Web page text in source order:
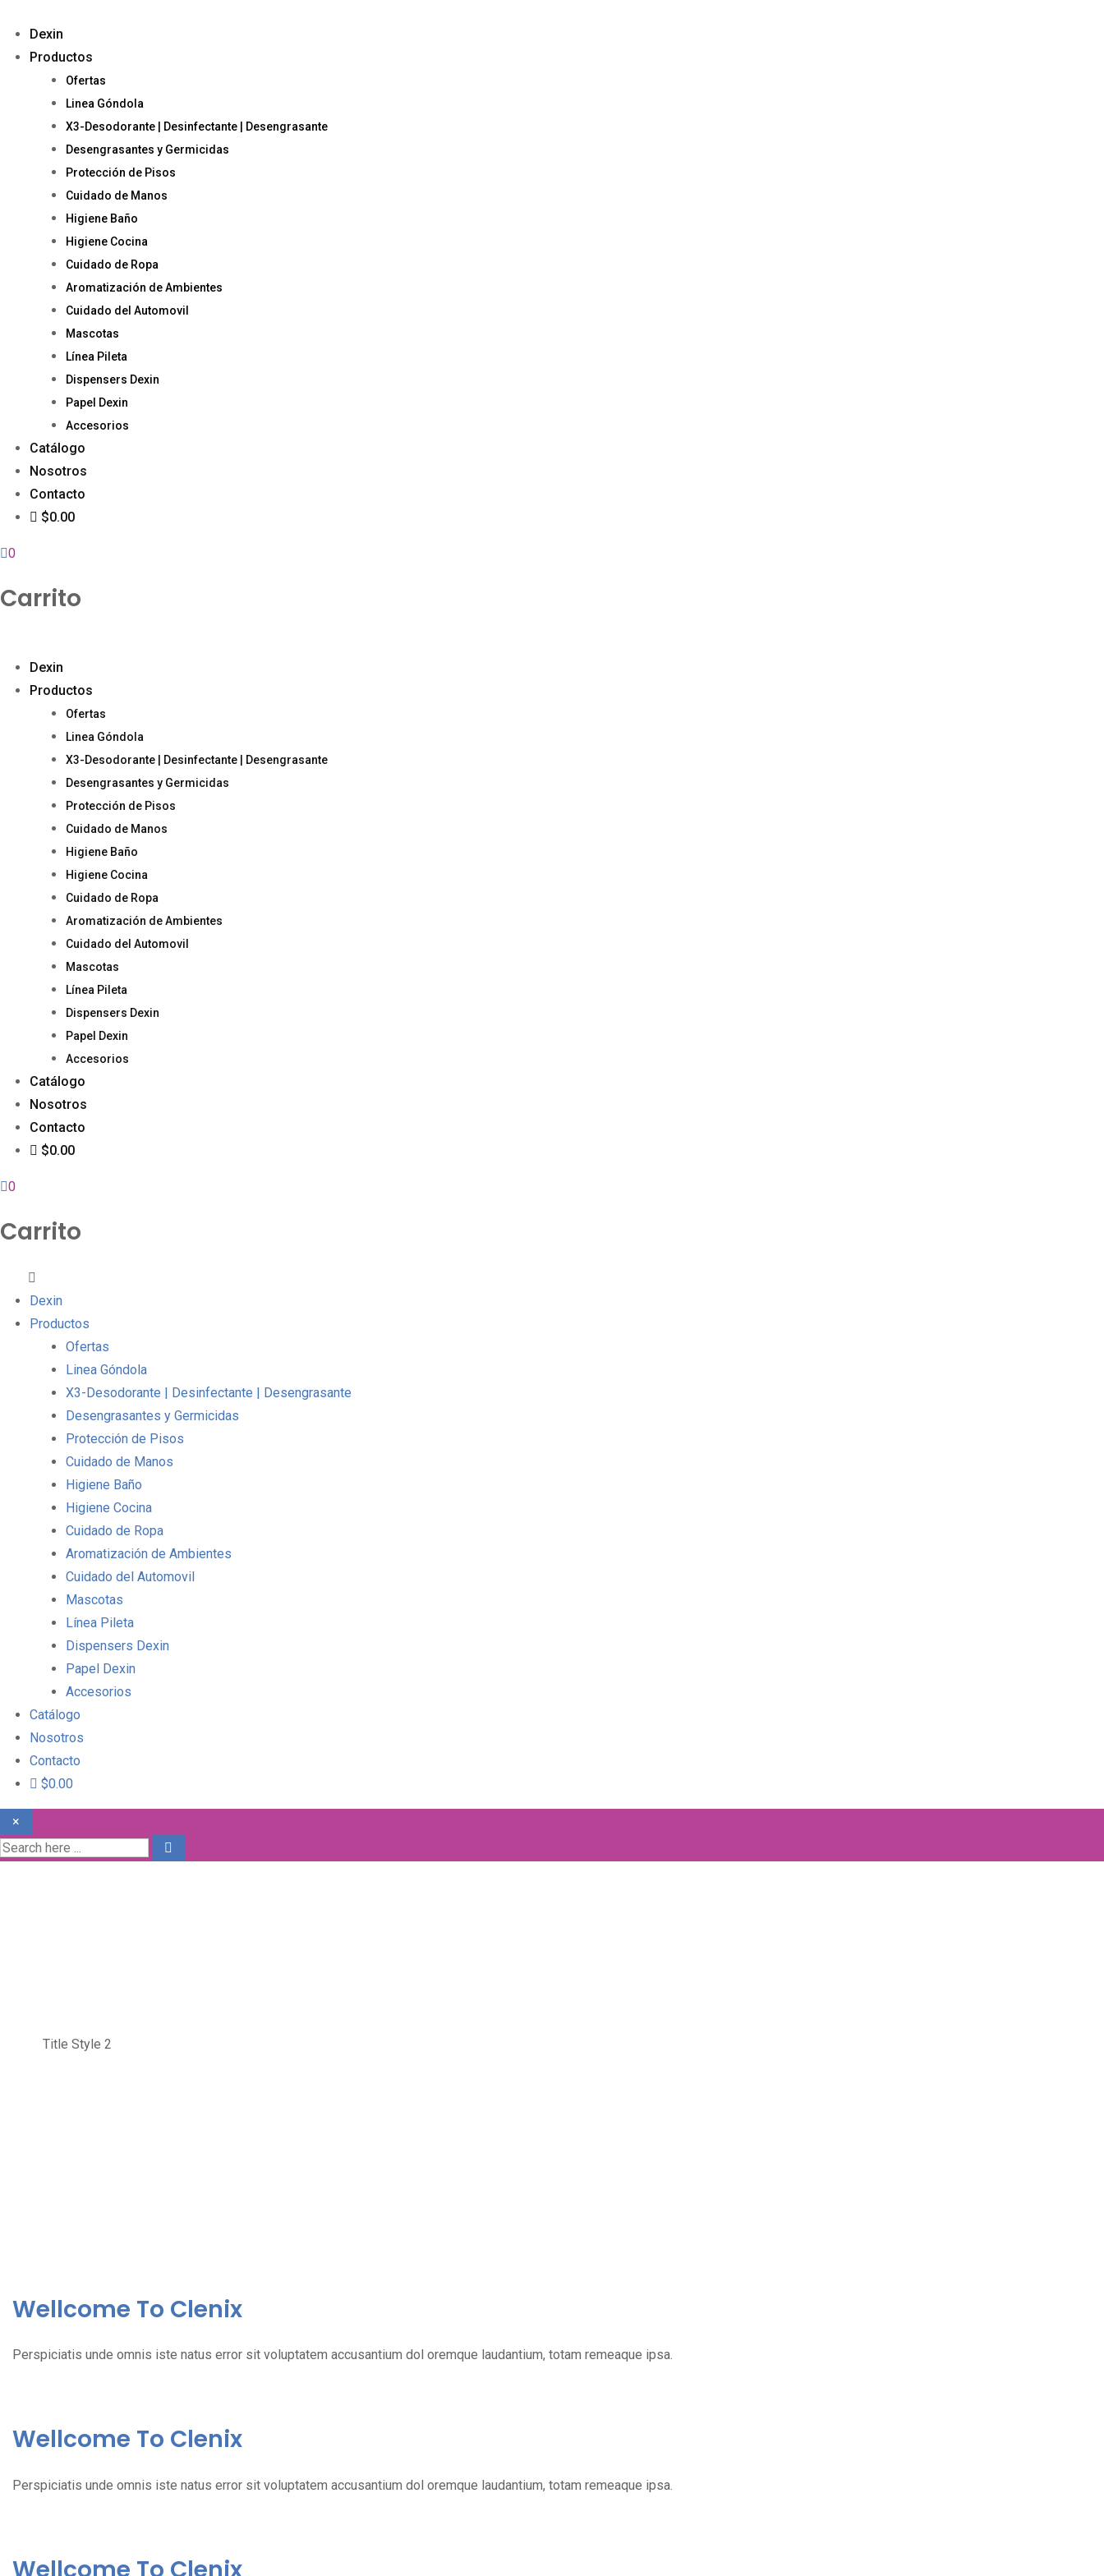
Dexin
Productos
Ofertas
Linea Góndola
X3-Desodorante | Desinfectante | Desengrasante
Desengrasantes y Germicidas
Protección de Pisos
Cuidado de Manos
Higiene Baño
Higiene Cocina
Cuidado de Ropa
Aromatización de Ambientes
Cuidado del Automovil
Mascotas
Línea Pileta
Dispensers Dexin
Papel Dexin
Accesorios
Catálogo
Nosotros
Contacto
$0.00
0
Carrito
Dexin
Productos
Ofertas
Linea Góndola
X3-Desodorante | Desinfectante | Desengrasante
Desengrasantes y Germicidas
Protección de Pisos
Cuidado de Manos
Higiene Baño
Higiene Cocina
Cuidado de Ropa
Aromatización de Ambientes
Cuidado del Automovil
Mascotas
Línea Pileta
Dispensers Dexin
Papel Dexin
Accesorios
Catálogo
Nosotros
Contacto
$0.00
0
Carrito
Dexin
Productos
Ofertas
Linea Góndola
X3-Desodorante | Desinfectante | Desengrasante
Desengrasantes y Germicidas
Protección de Pisos
Cuidado de Manos
Higiene Baño
Higiene Cocina
Cuidado de Ropa
Aromatización de Ambientes
Cuidado del Automovil
Mascotas
Línea Pileta
Dispensers Dexin
Papel Dexin
Accesorios
Catálogo
Nosotros
Contacto
$0.00
×
Title Style 2
Wellcome To Clenix
Perspiciatis unde omnis iste natus error sit voluptatem accusantium dol oremque laudantium, totam remeaque ipsa.
Wellcome To Clenix
Perspiciatis unde omnis iste natus error sit voluptatem accusantium dol oremque laudantium, totam remeaque ipsa.